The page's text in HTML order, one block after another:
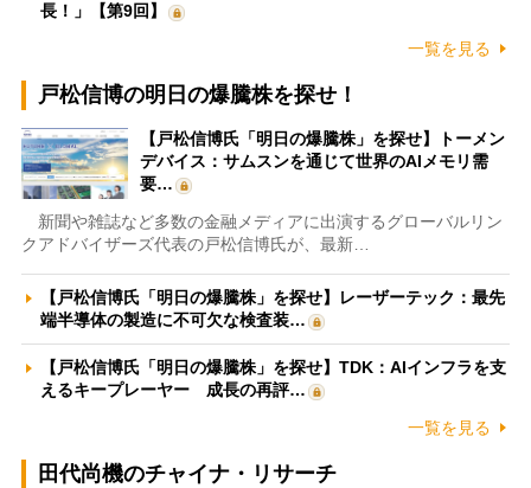
長！」【第9回】
一覧を見る
戸松信博の明日の爆騰株を探せ！
【戸松信博氏「明日の爆騰株」を探せ】トーメン
デバイス：サムスンを通じて世界のAIメモリ需
要…
新聞や雑誌など多数の金融メディアに出演するグローバルリン
クアドバイザーズ代表の戸松信博氏が、最新…
【戸松信博氏「明日の爆騰株」を探せ】レーザーテック：最先
端半導体の製造に不可欠な検査装…
【戸松信博氏「明日の爆騰株」を探せ】TDK：AIインフラを支
えるキープレーヤー 成長の再評…
一覧を見る
田代尚機のチャイナ・リサーチ